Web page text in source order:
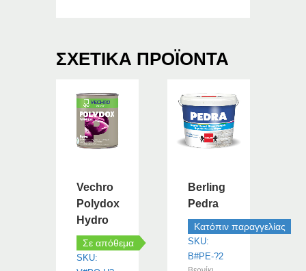
ΣΧΕΤΙΚΆ ΠΡΟΪΌΝΤΑ
Vechro
Polydox
Hydro
Σε απόθεμα
SKU:
Berling
Pedra
Κατόπιν παραγγελίας
SKU:
B#PE-?2